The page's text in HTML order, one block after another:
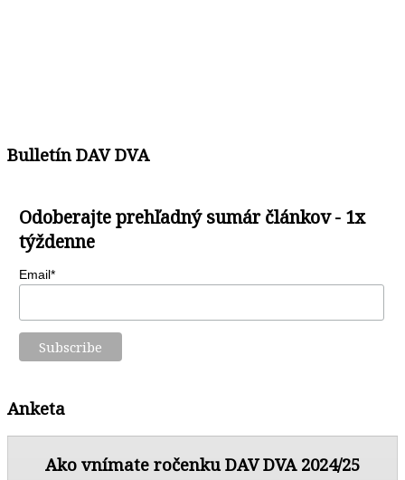
Bulletín DAV DVA
Odoberajte prehľadný sumár článkov - 1x
týždenne
Email*
Anketa
Ako vnímate ročenku DAV DVA 2024/25